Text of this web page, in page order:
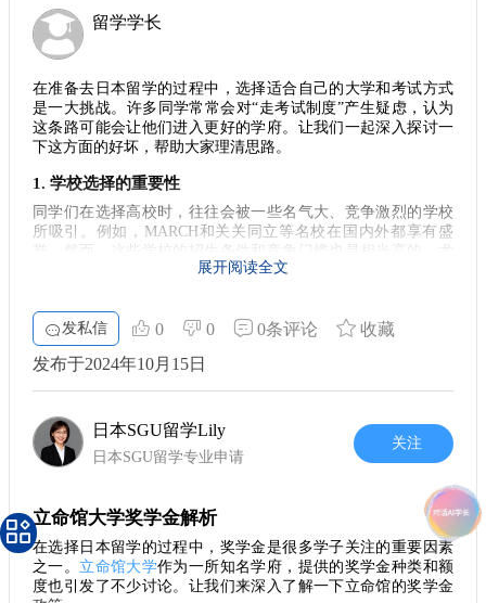
细了解学校的奖学金政策，包括申请时间，所需材料以及评审
标准。此外，个人陈述和推荐信也是相当重要的，确保这些材
学生活 在关注奖学金的同时，合理规划自己的留学生活也是至
关重要的。大家可以利用奖学金的机会参与一些社团活动和实
习项目。通过参与这些活动，不仅能丰富自己的经历，还能在
总而言之，立命馆大学的奖学金对留学生而言，无疑是一份重
要的支持和鼓励。在申请过程中，注重充分准备，利用身边的
资源，积极参与校园活动，才能在留学生活中取得更大的成
之路铺平道路。 在这条留学旅途中，奖学金不仅是经济上的支
下精彩的足迹！
留学学长
在准备去日本留学的过程中，选择适合自己的大学和考试方式
是一大挑战。许多同学常常会对“走考试制度”产生疑虑，认为
这条路可能会让他们进入更好的学府。让我们一起深入探讨一
下这方面的好坏，帮助大家理清思路。
1. 学校选择的重要性
同学们在选择高校时，往往会被一些名气大、竞争激烈的学校
所吸引。例如，MARCH和关关同立等名校在国内外都享有盛
誉。然而，这些学校的招生条件和竞争门槛也是相当高的。尤
其是当我们只有日语N3的语言能力时，想要冲击这些院校，备
适合的学校进行深造，立命馆无疑是一个不错的选择。
2. 考试方式的灵活性
很多同学对于 EJU（日本留学考试）的看法各不相同。虽然这是
一项可以反映学术能力的考试，但其实通过立命馆的入学考试
获得录取之后，我们同样可以在之后参加EJU。这样一来，即使
现在没有必要将EJU作为首要目标，我们也可以在本科阶段通过
它来提升自己的竞争力。这种灵活性让我们在学业和升学计划
上有了更多的选择空间。
3. 合理规划备考时间
留学学长想提醒大家的是，备战的时间并不一定要赶得非常紧
张。尤其是你的日语能力相对较弱时，把注意力放在提高语言
水平上要更为重要。简而言之，在立命馆这样的学校学习，将
会给你提供良好的语言环境和学习资源，为你的日后学业打下
展开阅读全文
发私信 0 0 0条评论
收藏
发布于2024年10月15日
日本SGU留学Lily
日本SGU留学专业申请
关注
立命馆大学奖学金解析
在选择日本留学的过程中，奖学金是很多学子关注的重要因素
之一。 立命馆大学作为一所知名学府，提供的奖学金种类和额
度也引发了不少讨论。让我们来深入了解一下立命馆的奖学金